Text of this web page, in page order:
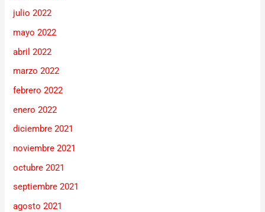
julio 2022
mayo 2022
abril 2022
marzo 2022
febrero 2022
enero 2022
diciembre 2021
noviembre 2021
octubre 2021
septiembre 2021
agosto 2021